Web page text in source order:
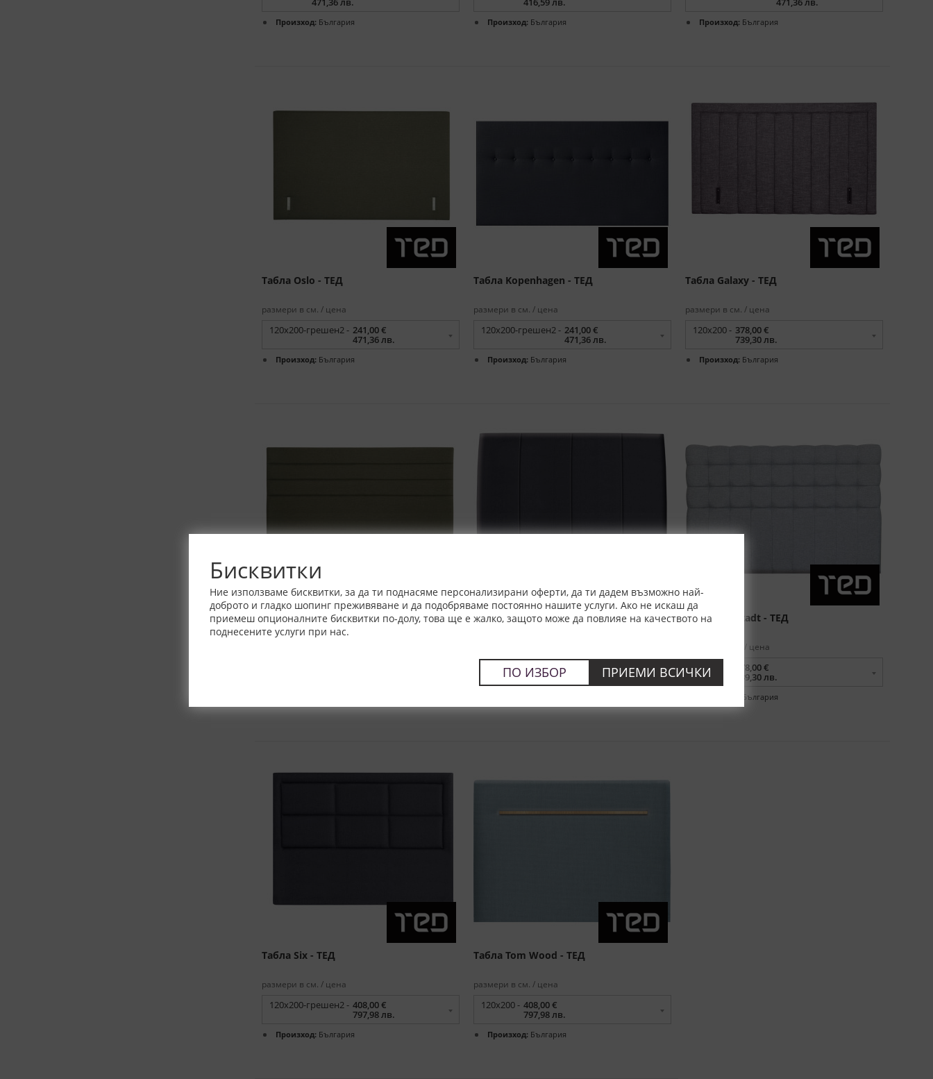
Бисквитки
Ние използваме бисквитки, за да ти поднасяме персонализирани оферти, да ти дадем възможно най-
доброто и гладко шопинг преживяване и да подобряваме постоянно нашите услуги. Ако не искаш да
приемеш опционалните бисквитки по-долу, това ще е жалко, защото може да повлияе на качеството на
поднесените услуги при нас.
ПО ИЗБОР ПРИЕМИ ВСИЧКИ
Произход: България Произход: България Произход: България
Табла Oslo - ТЕД
размери в см. / цена
120x200-грешен2 - 241,00 €
471,36 лв.
Произход: България
Табла Kopenhagen - ТЕД
размери в см. / цена
120x200-грешен2 - 241,00 €
471,36 лв.
Произход: България
Табла Galaxy - ТЕД
размери в см. / цена
120x200 - 378,00 €
739,30 лв.
Произход: България
Табла Fjord - ТЕД Табла Flow - ТЕД
120x200-грешен2 - 378,00 €
739,30 лв.
Табла Karlstadt - ТЕД
размери в см. / цена
120x200 - 378,00 €
739,30 лв.
България
Табла Six - ТЕД
размери в см. / цена
120x200-грешен2 - 408,00 €
797,98 лв.
Произход: България
Табла Tom Wood - ТЕД
размери в см. / цена
120x200 - 408,00 €
797,98 лв.
Произход: България